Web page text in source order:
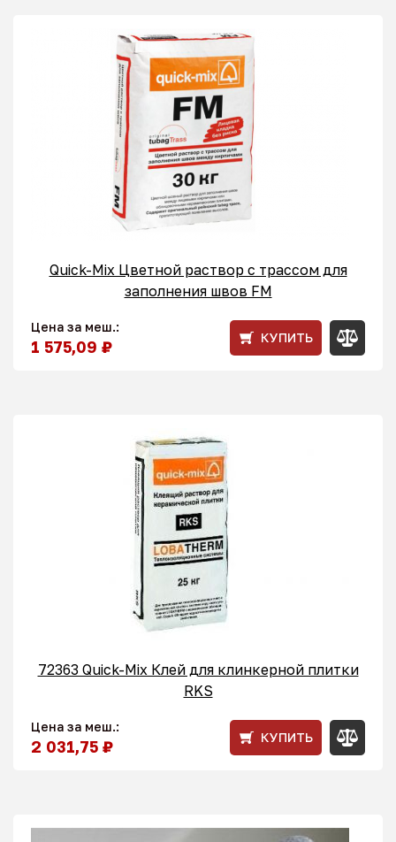
Quick-Mix Цветной раствор с трассом для
заполнения швов FM
Цена за меш.:
1 575,09 ₽ КУПИТЬ
72363 Quick-Mix Клей для клинкерной плитки
RKS
Цена за меш.:
2 031,75 ₽ КУПИТЬ